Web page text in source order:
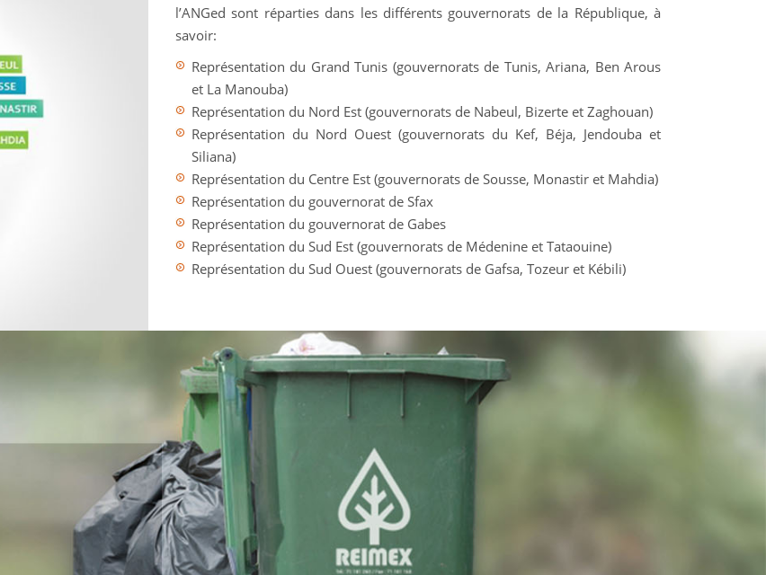
l’ANGed sont réparties dans les différents gouvernorats de la République, à
savoir:
Représentation du Grand Tunis (gouvernorats de Tunis, Ariana, Ben Arous
et La Manouba)
Représentation du Nord Est (gouvernorats de Nabeul, Bizerte et Zaghouan)
Représentation du Nord Ouest (gouvernorats du Kef, Béja, Jendouba et
Siliana)
Représentation du Centre Est (gouvernorats de Sousse, Monastir et Mahdia)
Représentation du gouvernorat de Sfax
Représentation du gouvernorat de Gabes
Représentation du Sud Est (gouvernorats de Médenine et Tataouine)
Représentation du Sud Ouest (gouvernorats de Gafsa, Tozeur et Kébili)